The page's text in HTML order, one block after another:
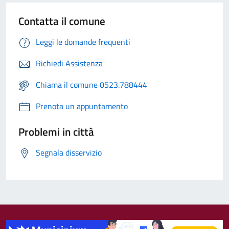
Contatta il comune
Leggi le domande frequenti
Richiedi Assistenza
Chiama il comune 0523.788444
Prenota un appuntamento
Problemi in città
Segnala disservizio